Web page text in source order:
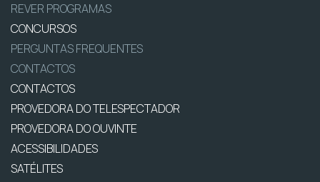
REVER PROGRAMAS
CONCURSOS
PERGUNTAS FREQUENTES
CONTACTOS
CONTACTOS
PROVEDORA DO TELESPECTADOR
PROVEDORA DO OUVINTE
ACESSIBILIDADES
SATÉLITES